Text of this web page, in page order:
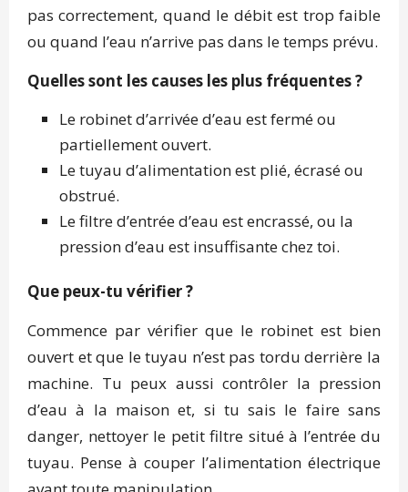
pas correctement, quand le débit est trop faible
ou quand l’eau n’arrive pas dans le temps prévu.
Quelles sont les causes les plus fréquentes ?
Le robinet d’arrivée d’eau est fermé ou
partiellement ouvert.
Le tuyau d’alimentation est plié, écrasé ou
obstrué.
Le filtre d’entrée d’eau est encrassé, ou la
pression d’eau est insuffisante chez toi.
Que peux-tu vérifier ?
Commence par vérifier que le robinet est bien
ouvert et que le tuyau n’est pas tordu derrière la
machine. Tu peux aussi contrôler la pression
d’eau à la maison et, si tu sais le faire sans
danger, nettoyer le petit filtre situé à l’entrée du
tuyau. Pense à couper l’alimentation électrique